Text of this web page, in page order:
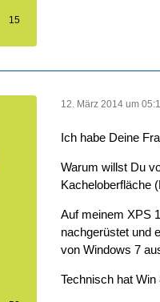
15
12. März 2014 um
Ich habe Deine
Warum willst Du
Kacheloberfläche
Auf meinem XPS
nachgerüstet und
von Windows 7
Technisch hat